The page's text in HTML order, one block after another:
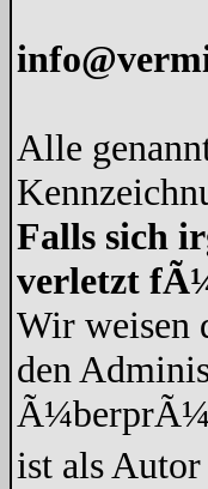
Alle
Falls sich
verletzt
Wir weisen
den
ist als